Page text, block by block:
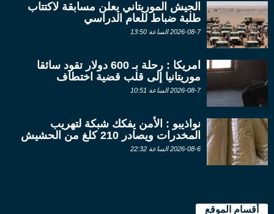
الجيش الموريتاني يعلن مسابقة لاكتتاب
طلبة ضباط للعام الدراسي
2026-08-7 الساعة 13:50
امريكا : رحلة بـ 600 دولار تقود سائقا
موريتانيا إلى قلب قضية اختطاف
2026-08-7 الساعة 10:51
نواذيبو : الأمن يفكك شبكة لتهريب
المخدرات ويصادر 210 كلغ من الحشيش
2026-08-6 الساعة 22:32
أقسام الموقع